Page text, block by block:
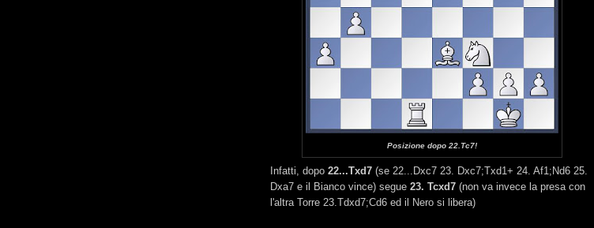
Posizione dopo 22.Tc7!
Infatti, dopo 22...Txd7 (se 22...Dxc7 23. Dxc7;Txd1+ 24. Af1;Nd6 25.
Dxa7 e il Bianco vince) segue 23. Tcxd7 (non va invece la presa con
l'altra Torre 23.Tdxd7;Cd6 ed il Nero si libera)